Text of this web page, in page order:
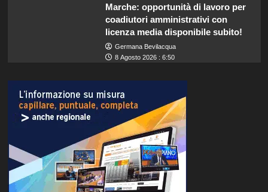
Marche: opportunità di lavoro per
coadiutori amministrativi con
licenza media disponibile subito!
Germana Bevilacqua
8 Agosto 2026 : 6:50